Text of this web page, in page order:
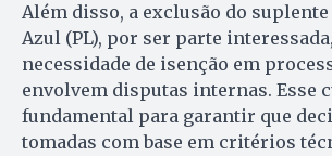
Além disso, a exclusão do suplente
Azul (PL), por ser parte
necessidade de isenção em
envolvem disputas internas. Esse
fundamental para garantir que
tomadas com base em critérios